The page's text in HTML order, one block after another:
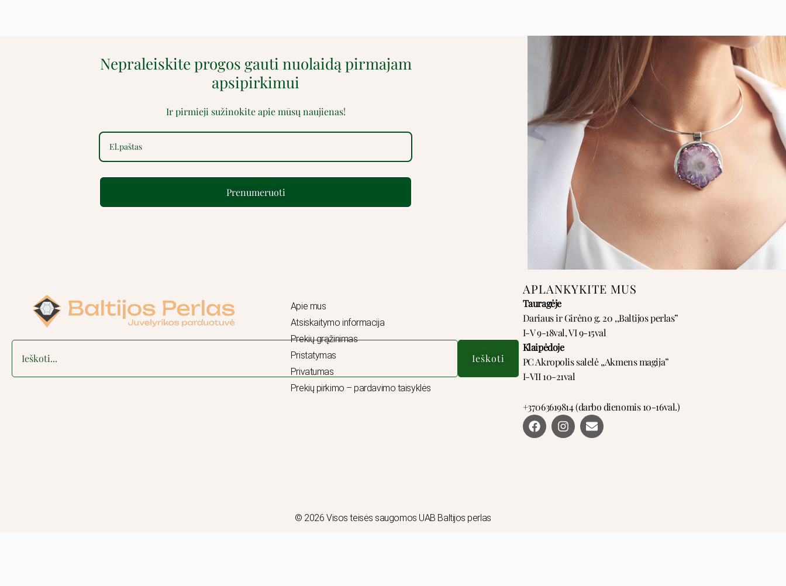
Nepraleiskite progos gauti nuolaidą pirmajam
apsipirkimui
Ir pirmieji sužinokite apie mūsų naujienas!
Prenumeruoti
Ieškoti
Apie mus
Atsiskaitymo informacija
Prekių grąžinimas
Pristatymas
Privatumas
Prekių pirkimo – pardavimo taisyklės
APLANKYKITE MUS
Tauragėje
Dariaus ir Girėno g. 20 ,,Baltijos perlas”
I-V 9-18val, VI 9-15val
Klaipėdoje
PC Akropolis salelė ,,Akmens magija”
I-VII 10-21val
+37063619814 (darbo dienomis 10-16val.)
F
a
c
I
n
s
E
n
v
© 2026 Visos teisės saugomos UAB Baltijos perlas